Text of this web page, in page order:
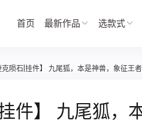
首页 最新作品 选款式
克陨石|挂件】 九尾狐，本是神兽，象征王
挂件】 九尾狐，